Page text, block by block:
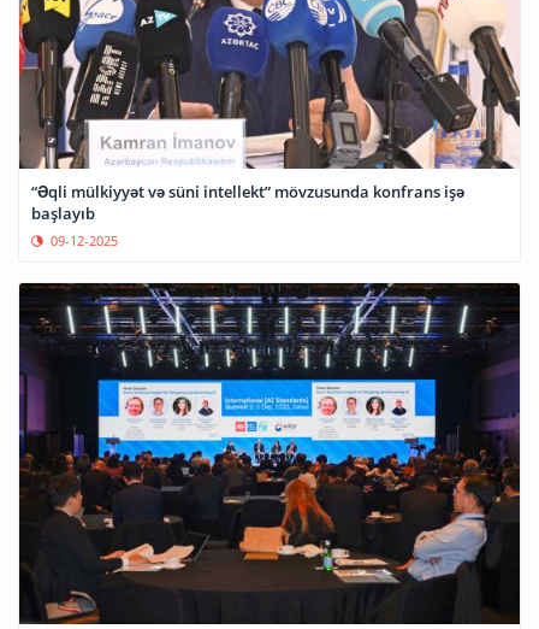
“Əqli mülkiyyət və süni intellekt” mövzusunda konfrans işə
başlayıb
09-12-2025